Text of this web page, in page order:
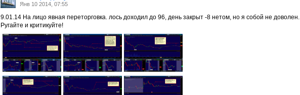
Янв 10 2014, 07:55
9.01.14 На лицо явная переторговка. лось доходил до 96, день закрыт -8 нетом, но я собой не доволен.
Ругайте и критикуйте!